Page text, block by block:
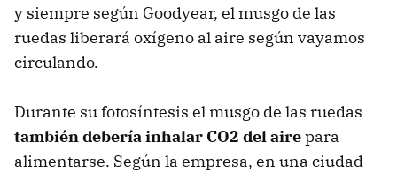
y siempre según Goodyear, el musgo de las
ruedas liberará oxígeno al aire según vayamos
circulando.
Durante su fotosíntesis el musgo de las ruedas
también debería inhalar CO2 del airepara
alimentarse. Según la empresa, en una ciudad